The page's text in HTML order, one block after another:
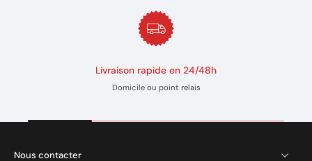
Livraison rapide en 24/48h
Domicile ou point relais
Nous contacter